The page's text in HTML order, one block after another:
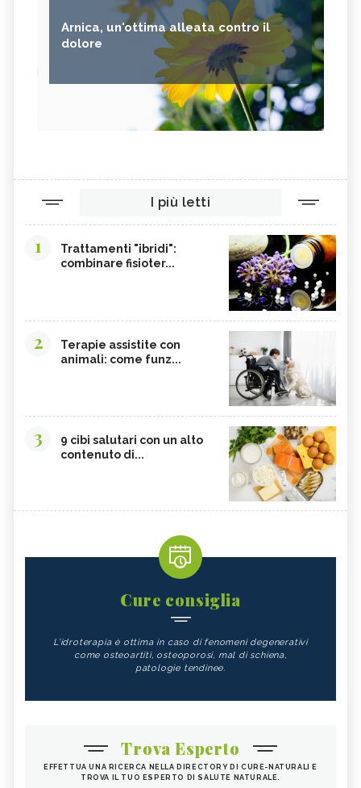
Arnica, un'ottima alleata contro il
dolore
I più letti
1
Trattamenti "ibridi":
combinare fisioter...
2
Terapie assistite con
animali: come funz...
3
9 cibi salutari con un alto
contenuto di...
Cure consiglia
L'idroterapia è ottima in caso di fenomeni degenerativi
come osteoartiti, osteoporosi, mal di schiena,
patologie tendinee.
Trova Esperto
EFFETTUA UNA RICERCA NELLA DIRECTORY DI CURE-NATURALI E
TROVA IL TUO ESPERTO DI SALUTE NATURALE.